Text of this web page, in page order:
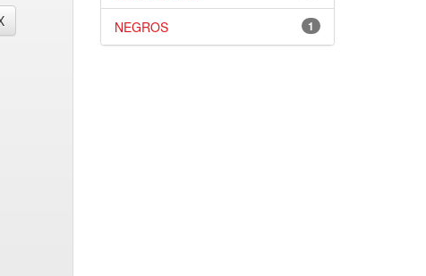
1
NEGROS